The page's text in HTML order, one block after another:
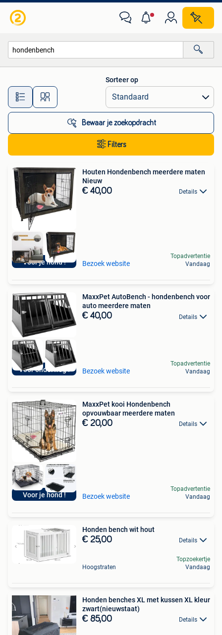
Alle afstanden…
Sorteer op
Bewaar je zoekopdracht
Filters
Voor je hond !
Houten Hondenbench meerdere maten
Nieuw
€ 40,00 Details
Bezoek website
Topadvertentie
Vandaag
Voor onderweg !
MaxxPet AutoBench - hondenbench voor
auto meerdere maten
€ 40,00 Details
Bezoek website
Topadvertentie
Vandaag
Voor je hond !
MaxxPet kooi Hondenbench
opvouwbaar meerdere maten
€ 20,00 Details
Bezoek website
Topadvertentie
Vandaag
Honden bench wit hout
€ 25,00 Details
Hoogstraten
Topzoekertje
Vandaag
Honden benches XL met kussen XL kleur
zwart(nieuwstaat)
€ 85,00 Details